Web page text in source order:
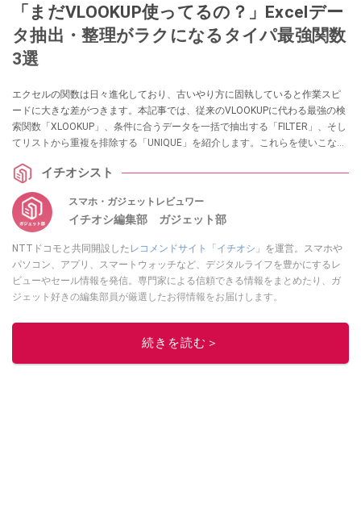
「まだVLOOKUP使ってるの？」Excelデー
タ抽出・整理がラクになるタイパ最強関数
3選
エクセルの関数は日々進化しており、古いやり方に固執していると作業スピ
ードに大きな差がつきます。本記事では、従来のVLOOKUPに代わる最強の検
索関数「XLOOKUP」、条件に合うデータを一括で抽出する「FILTER」、そし
てリストから重複を排除する「UNIQUE」を紹介します。これらを使いこなす
シンプルになります。
イチオシスト
スマホ・ガジェットレビュワー
イチオシ編集部 ガジェット部
NTTドコモと共同開設したレコメンドサイト「イチオシ」 を運営。スマホや
パソコン、アプリ、スマートウォッチなど、デジタルライフを豊かにするレ
ビューやセール情報を発信。専門家による信頼できる情報をまとめたり、ガ
ジェット好きの編集部員が厳選したお得情報をお届けします。
このイチオシストの他の記事を読む
続きを読む＞